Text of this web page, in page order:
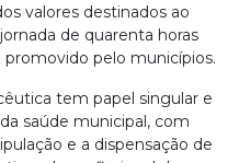
valores destinados ao
de quarenta horas
pelo municípios.
tem papel singular e
saúde municipal, com
e a dispensação de